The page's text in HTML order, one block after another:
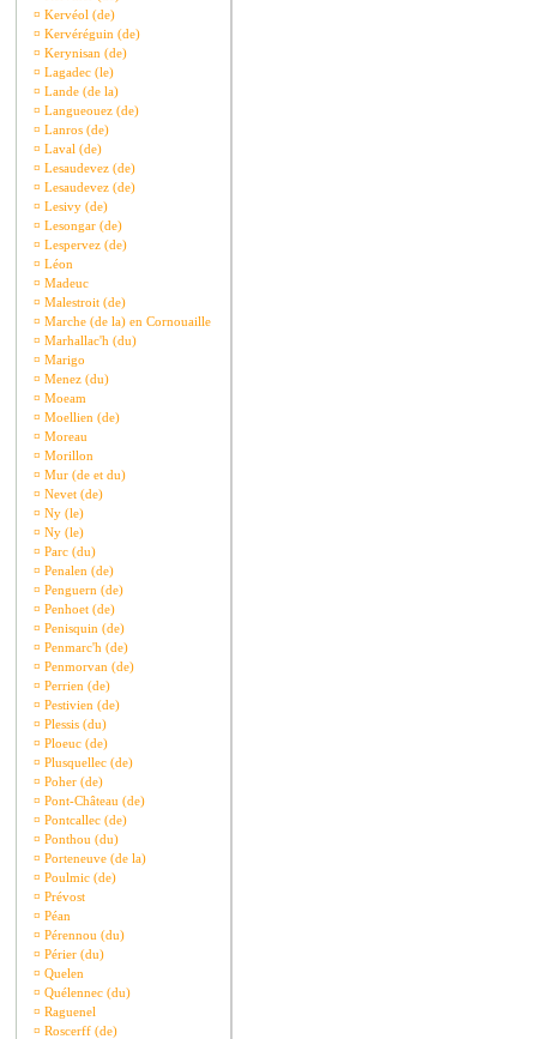
¤ Kervéol (de)
¤ Kervéréguin (de)
¤ Kerynisan (de)
¤ Lagadec (le)
¤ Lande (de la)
¤ Langueouez (de)
¤ Lanros (de)
¤ Laval (de)
¤ Lesaudevez (de)
¤ Lesaudevez (de)
¤ Lesivy (de)
¤ Lesongar (de)
¤ Lespervez (de)
¤ Léon
¤ Madeuc
¤ Malestroit (de)
¤ Marche (de la) en Cornouaille
¤ Marhallac'h (du)
¤ Marigo
¤ Menez (du)
¤ Moeam
¤ Moellien (de)
¤ Moreau
¤ Morillon
¤ Mur (de et du)
¤ Nevet (de)
¤ Ny (le)
¤ Ny (le)
¤ Parc (du)
¤ Penalen (de)
¤ Penguern (de)
¤ Penhoet (de)
¤ Penisquin (de)
¤ Penmarc'h (de)
¤ Penmorvan (de)
¤ Perrien (de)
¤ Pestivien (de)
¤ Plessis (du)
¤ Ploeuc (de)
¤ Plusquellec (de)
¤ Poher (de)
¤ Pont-Château (de)
¤ Pontcallec (de)
¤ Ponthou (du)
¤ Porteneuve (de la)
¤ Poulmic (de)
¤ Prévost
¤ Péan
¤ Pérennou (du)
¤ Périer (du)
¤ Quelen
¤ Quélennec (du)
¤ Raguenel
¤ Roscerff (de)